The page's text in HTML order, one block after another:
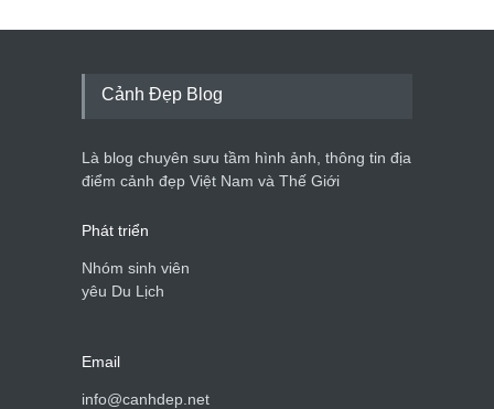
Cảnh Đẹp Blog
Là blog chuyên sưu tầm hình ảnh, thông tin địa
điểm cảnh đẹp Việt Nam và Thế Giới
Phát triển
Nhóm sinh viên
yêu Du Lịch
Email
info@canhdep.net